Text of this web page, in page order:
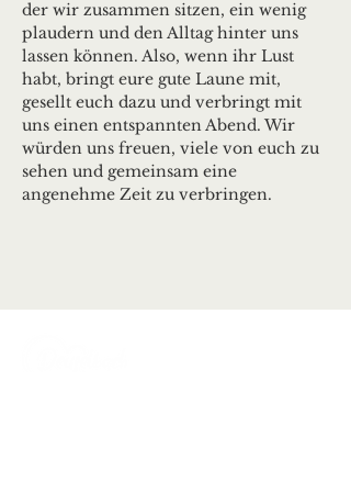
der wir zusammen sitzen, ein wenig
plaudern und den Alltag hinter uns
lassen können. Also, wenn ihr Lust
habt, bringt eure gute Laune mit,
gesellt euch dazu und verbringt mit
uns einen entspannten Abend. Wir
würden uns freuen, viele von euch zu
sehen und gemeinsam eine
angenehme Zeit zu verbringen.